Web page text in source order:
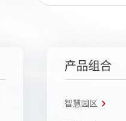
产品组合
智慧园区